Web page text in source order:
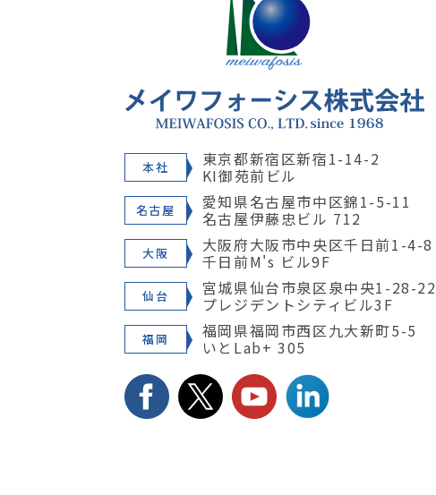
本社 東京都新宿区新宿1-14-2
KI御苑前ビル
名古屋 愛知県名古屋市中区錦1-5-11
名古屋伊藤忠ビル 712
大阪 大阪府大阪市中央区千日前1-4-8
千日前M's ビル9F
仙台 宮城県仙台市泉区泉中央1-28-22
プレジデントシティビル3F
福岡 福岡県福岡市西区九大新町5-5
いとLab+ 305